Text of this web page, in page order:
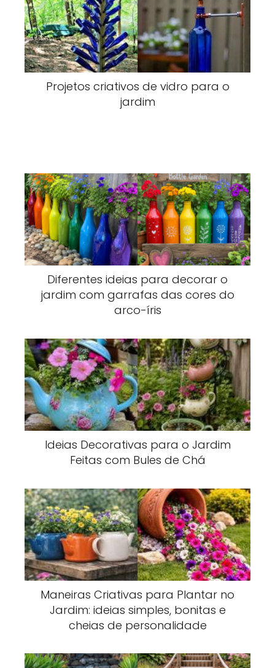
Projetos criativos de vidro para o
jardim
Diferentes ideias para decorar o
jardim com garrafas das cores do
arco-íris
Ideias Decorativas para o Jardim
Feitas com Bules de Chá
Maneiras Criativas para Plantar no
Jardim: ideias simples, bonitas e
cheias de personalidade